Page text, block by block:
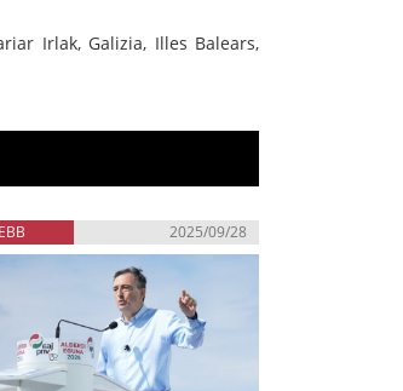
Irlak, Galizia, Illes Balears,
EBB 2025/09/28